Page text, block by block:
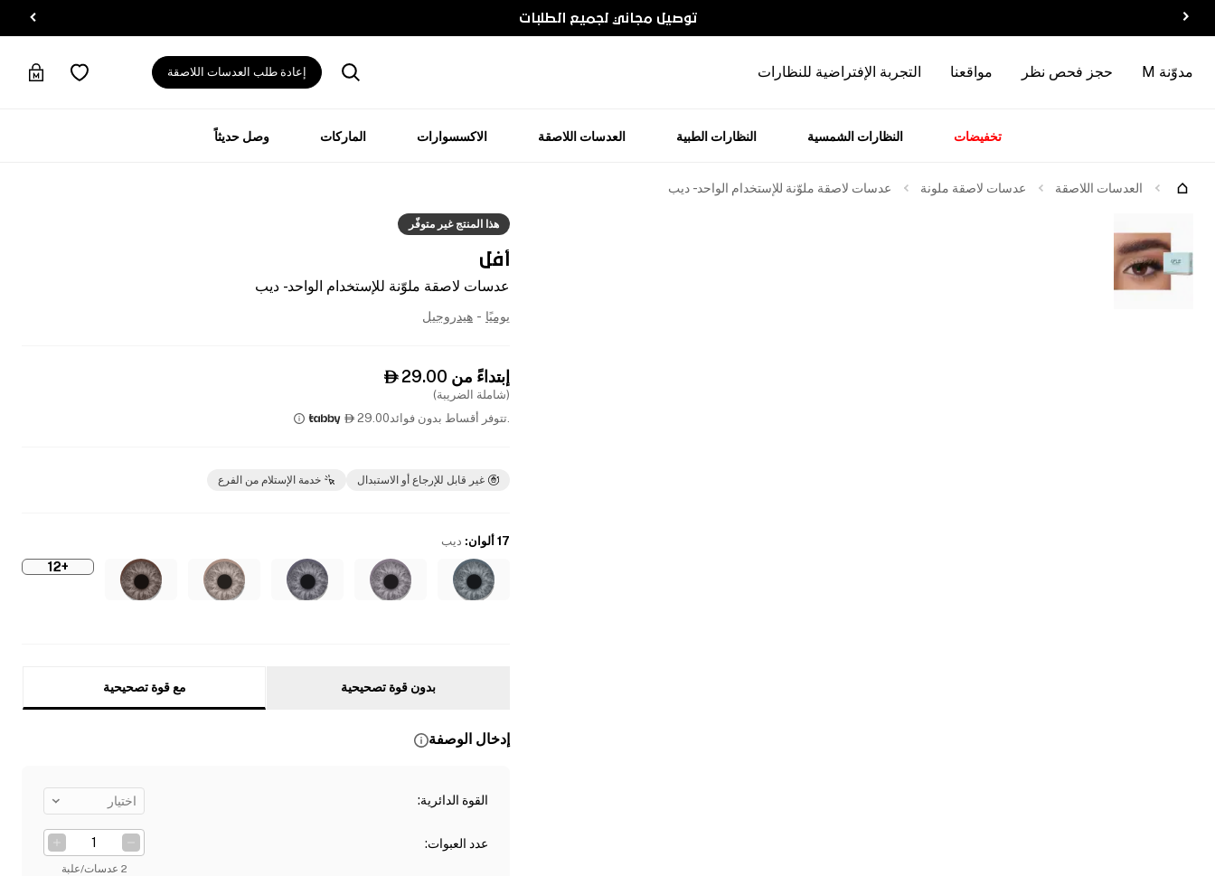
توصيل مجاني لجميع الطلبات
مدوّنة M حجز فحص نظر مواقعنا التجربة الإفتراضية للنظارات إعادة طلب العدسات اللاصقة
تخفيضات النظارات الشمسية النظارات الطبية العدسات اللاصقة الاكسسوارات الماركات وصل حديثاً
العدسات اللاصقة عدسات لاصقة ملونة عدسات لاصقة ملوّنة للإستخدام الواحد - ديب
هذا المنتج غير متوفّر
أفل
عدسات لاصقة ملوّنة للإستخدام الواحد - ديب
يوميًا - هيدروجيل
إبتداءً من 29.00

(شاملة الضريبة)
.تتوفر أقساط بدون فوائد29.00

غير قابل للإرجاع أو الاستبدال خدمة الإستلام من الفرع
17 ألوان : ديب
+12
بدون قوة تصحيحية مع قوة تصحيحية
إدخال الوصفة
القوة الدائرية: اختيار
عدد العبوات:
2 عدسات/علبة